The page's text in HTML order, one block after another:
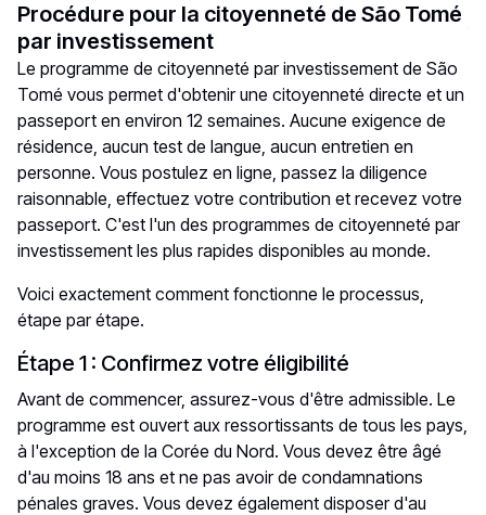
Procédure pour la citoyenneté de São Tomé
par investissement
Le programme de citoyenneté par investissement de São
Tomé vous permet d'obtenir une citoyenneté directe et un
passeport en environ 12 semaines. Aucune exigence de
résidence, aucun test de langue, aucun entretien en
personne. Vous postulez en ligne, passez la diligence
raisonnable, effectuez votre contribution et recevez votre
passeport. C'est l'un des programmes de citoyenneté par
investissement les plus rapides disponibles au monde.
Voici exactement comment fonctionne le processus,
étape par étape.
Étape 1 : Confirmez votre éligibilité
Avant de commencer, assurez-vous d'être admissible. Le
programme est ouvert aux ressortissants de tous les pays,
à l'exception de la Corée du Nord. Vous devez être âgé
d'au moins 18 ans et ne pas avoir de condamnations
pénales graves. Vous devez également disposer d'au